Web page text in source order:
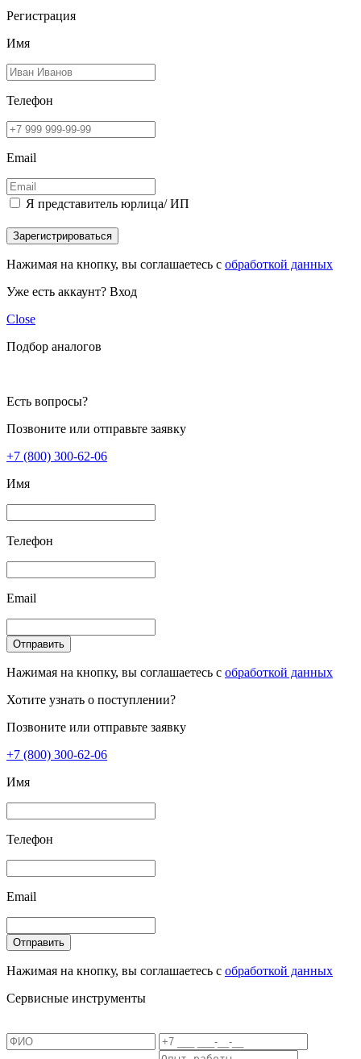
Регистрация
Имя
Телефон
Email
Я представитель юрлица/ ИП
Зарегистрироваться
Нажимая на кнопку, вы соглашаетесь с обработкой данных
Уже есть аккаунт? Вход
Close
Подбор аналогов
Есть вопросы?
Позвоните или отправьте заявку
+7 (800) 300-62-06
Имя
Телефон
Email
Отправить
Нажимая на кнопку, вы соглашаетесь с обработкой данных
Хотите узнать о поступлении?
Позвоните или отправьте заявку
+7 (800) 300-62-06
Имя
Телефон
Email
Отправить
Нажимая на кнопку, вы соглашаетесь с обработкой данных
Сервисные инструменты